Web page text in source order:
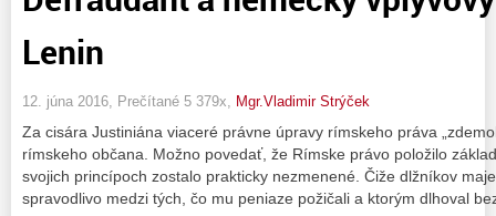
Lenin
12. júna 2016, Prečítané 5 379x, Mgr.Vladimir Strýček
Za cisára Justiniána viaceré právne úpravy rímskeho práva
rímskeho občana. Možno povedať, že Rímske právo položilo
svojich princípoch zostalo prakticky nezmenené. Čiže dlžníkov
spravodlivo medzi tých, čo mu peniaze požičali a ktorým dlhoval